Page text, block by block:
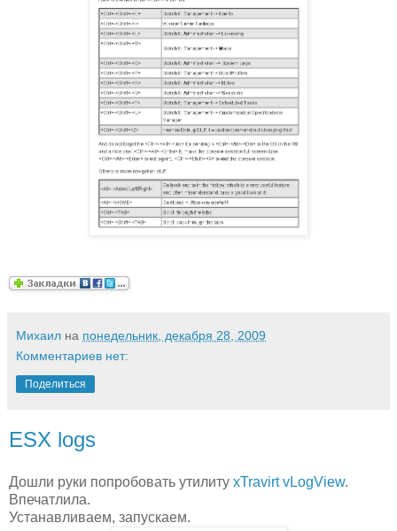
Михаил на понедельник, декабря 28, 2009
Комментариев нет:
Поделиться
ESX logs
Дошли руки попробовать утилиту xTravirt vLogView.
Впечатлила.
Устанавливаем, запускаем.